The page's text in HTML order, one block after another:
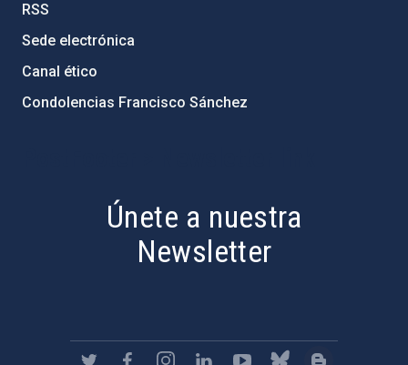
RSS
Sede electrónica
Canal ético
Condolencias Francisco Sánchez
Únete a nuestra
Newsletter